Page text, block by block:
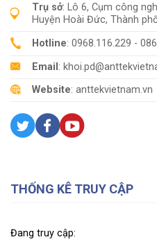
Trụ sở: Lô 6, Cụm công
Huyện Hoài Đức, Thành
Hotline: 0968.116.229 -
Email :
Website: anttekvietnam.vn
THỐNG KÊ TRUY CẬP
Đang truy cập: